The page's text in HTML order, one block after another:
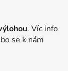
. Víc info
se k nám